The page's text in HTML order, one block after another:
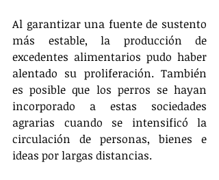
Al garantizar una fuente de sustento
más estable, la producción de
excedentes alimentarios pudo haber
alentado su proliferación. También
es posible que los perros se hayan
incorporado a estas sociedades
agrarias cuando se intensificó la
circulación de personas, bienes e
ideas por largas distancias.